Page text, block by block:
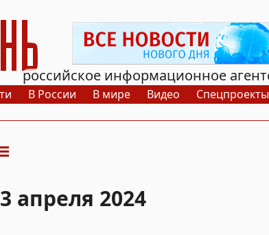
российское информационное
В России В мире Видео Спецпроекты
апреля 2024